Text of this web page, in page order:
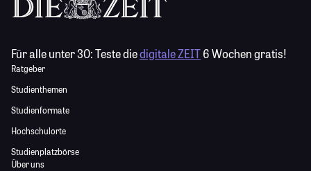
Für alle unter 30:Teste diedigitale ZEIT6 Wochen gratis!
Ratgeber
Studienthemen
Studienformate
Hochschulorte
Studienplatzbörse
Über uns